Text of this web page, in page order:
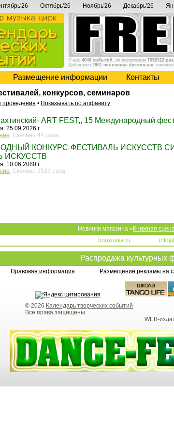
Октябрь'26 Ноябрь'26 Декабрь'26
У нас 4040 событий , их посмотрели 7052312 раз
Добавлено 2961 положение фестиваля,
Размещение информации Контакты
конкурсов, семинаров
проведения • Показывать по алфавиту
ART FEST,, 15 Международный
25.09.2026 г.
. Скачано 44 раза.
КОНКУРС-ФЕСТИВАЛЬ ИСКУССТВ
ИСКУССТВ
10.06.2080 г.
. Скачано 2533 раза.
Новинки магазина « Книжная
bookovka.ru
Распродажа культурных
Правовая информация Размещение рекламы на
© 2026 Календарь творческих событий
Все права защищены
WEB-